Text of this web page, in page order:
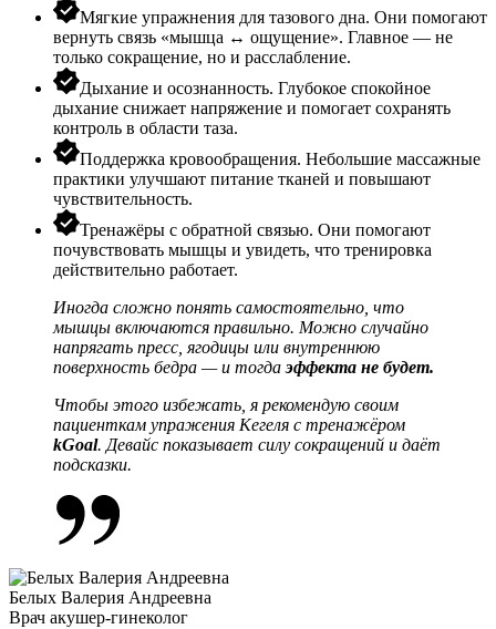
Мягкие упражнения для тазового дна. Они помогают
вернуть связь «мышца ↔ ощущение». Главное — не
только сокращение, но и расслабление.
Дыхание и осознанность. Глубокое спокойное
дыхание снижает напряжение и помогает сохранять
контроль в области таза.
Поддержка кровообращения. Небольшие массажные
практики улучшают питание тканей и повышают
чувствительность.
Тренажёры с обратной связью. Они помогают
почувствовать мышцы и увидеть, что тренировка
действительно работает.
Иногда сложно понять самостоятельно, что
мышцы включаются правильно. Можно случайно
напрягать пресс, ягодицы или внутреннюю
поверхность бедра — и тогдаэффекта не будет.
Чтобы этого избежать, я рекомендую своим
пациенткам упражения Кегеля с тренажёром
kGoal. Девайс показывает силу сокращений и даёт
подсказки.
Белых Валерия Андреевна
Врач акушер-гинеколог